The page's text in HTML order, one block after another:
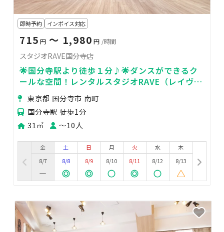
即時予約 インボイス対応
715 円 〜 1,980 円 /時間
スタジオRAVE国分寺店
🌟国分寺駅より徒歩１分♪🌟ダンスができるク
ールな空間！レンタルスタジオRAVE（レイヴ）
です！！広々１R（31㎡）💃★即予約OK★見学
も可💃
東京都 国分寺市 南町
国分寺駅 徒歩1分
31㎡
〜10人
金
8/7
土
8/8
日
8/9
月
8/10
火
8/11
水
8/12
木
8/13